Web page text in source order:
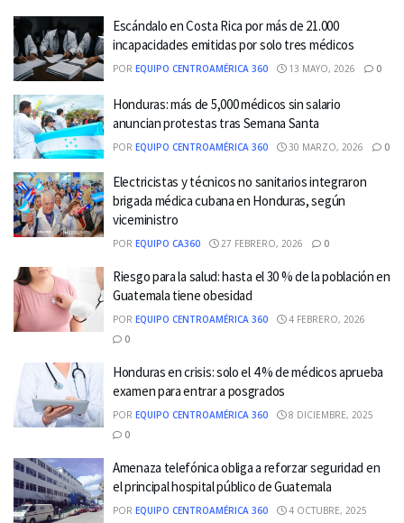
Escándalo en Costa Rica por más de 21.000
incapacidades emitidas por solo tres médicos
POR EQUIPO CENTROAMÉRICA 360 13 MAYO, 2026 0
Honduras: más de 5,000 médicos sin salario
anuncian protestas tras Semana Santa
POR EQUIPO CENTROAMÉRICA 360 30 MARZO, 2026 0
Electricistas y técnicos no sanitarios integraron
brigada médica cubana en Honduras, según
viceministro
POR EQUIPO CA360 27 FEBRERO, 2026 0
Riesgo para la salud: hasta el 30 % de la población en
Guatemala tiene obesidad
POR EQUIPO CENTROAMÉRICA 360
4 FEBRERO, 2026
0
Honduras en crisis: solo el 4 % de médicos aprueba
examen para entrar a posgrados
POR EQUIPO CENTROAMÉRICA 360
8 DICIEMBRE, 2025
0
Amenaza telefónica obliga a reforzar seguridad en
el principal hospital público de Guatemala
POR EQUIPO CENTROAMÉRICA 360
4 OCTUBRE, 2025